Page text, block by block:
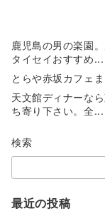
鹿児島の男の楽園
タイセイおすすめ...
とらや赤坂カフェま
天文館ディナーな
ち寄り下さい。全...
検索
最近の投稿